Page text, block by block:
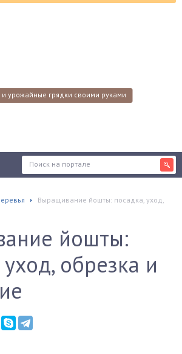
урожайные грядки своими руками
Выращивание йошты: посадка, уход,
йошты:
обрезка и